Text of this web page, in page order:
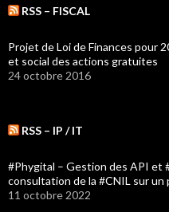
RSS – FISCAL
Projet de Loi de Finances pour
et social des actions gratuites
24 octobre 2016
RSS – IP / IT
#Phygital – Gestion des API et
consultation de la #CNIL sur un
11 octobre 2022